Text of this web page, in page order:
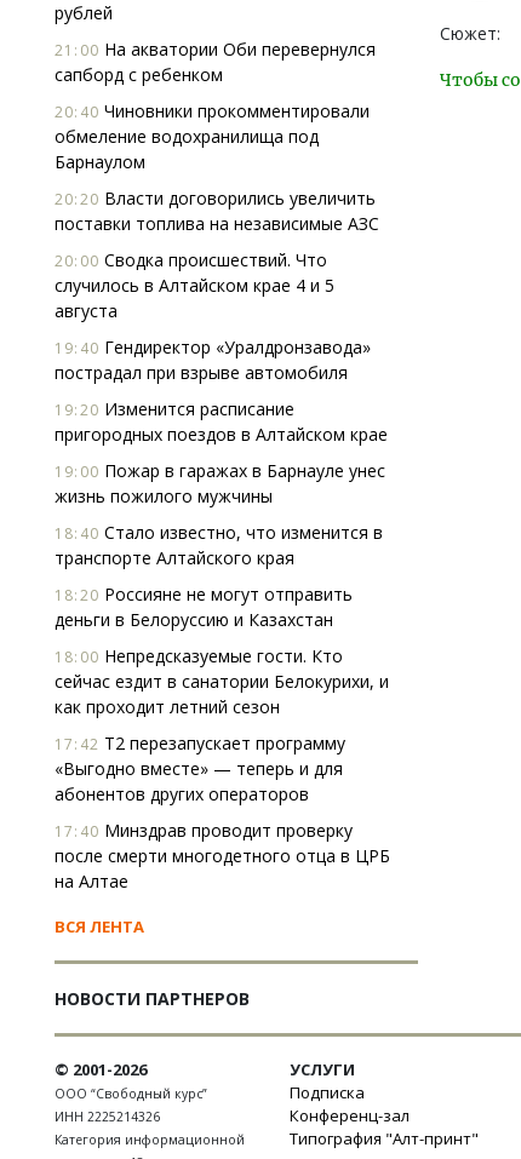
рублей
21:00 На акватории Оби перевернулся
сапборд с ребенком
20:40 Чиновники прокомментировали
обмеление водохранилища под
Барнаулом
20:20 Власти договорились увеличить
поставки топлива на независимые АЗС
20:00 Сводка происшествий. Что
случилось в Алтайском крае 4 и 5
августа
19:40 Гендиректор «Уралдронзавода»
пострадал при взрыве автомобиля
19:20 Изменится расписание
пригородных поездов в Алтайском крае
19:00 Пожар в гаражах в Барнауле унес
жизнь пожилого мужчины
18:40 Стало известно, что изменится в
транспорте Алтайского края
18:20 Россияне не могут отправить
деньги в Белоруссию и Казахстан
18:00 Непредсказуемые гости. Кто
сейчас ездит в санатории Белокурихи, и
как проходит летний сезон
17:42 Т2 перезапускает программу
«Выгодно вместе» — теперь и для
абонентов других операторов
17:40 Минздрав проводит проверку
после смерти многодетного отца в ЦРБ
на Алтае
ВСЯ ЛЕНТА
НОВОСТИ ПАРТНЕРОВ
Сюжет:
Чтобы
© 2001-2026
ООО “Свободный курс”
ИНН 2225214326
Категория информационной
УСЛУГИ
Подписка
Конференц-зал
Типография "Алт-принт"